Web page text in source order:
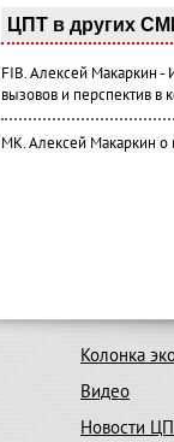
ЦПТ в других
FIB. Алексей Макаркин
вызовов и перспектив
МК. Алексей Макаркин о
Колонка
Видео
Новости